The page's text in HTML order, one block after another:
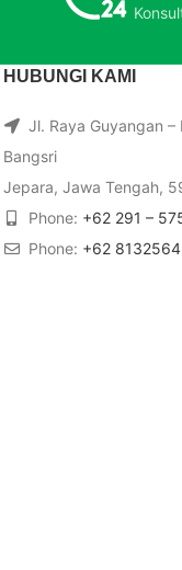
HUBUNGI KAMI
Jl. Raya Guyangan –
Bangsri
Jepara, Jawa Tengah,
Phone: +62 291 –
Phone: +62